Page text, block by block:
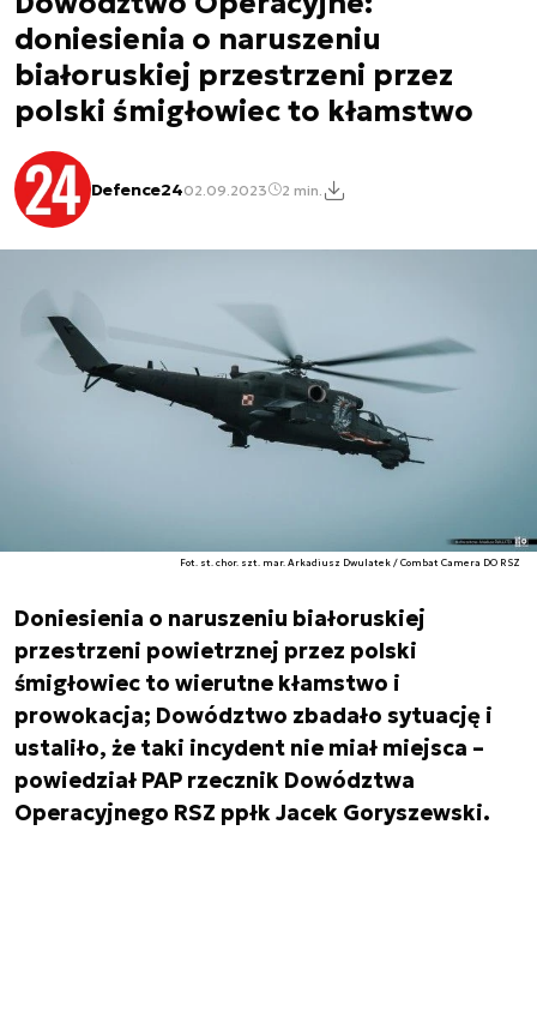
doniesienia o naruszeniu
białoruskiej przestrzeni przez
polski śmigłowiec to kłamstwo
Defence2402.09.2023 2 min.
Fot. st. chor. szt. mar. Arkadiusz Dwulatek / Combat Camera DO RSZ
Doniesienia o naruszeniu białoruskiej
przestrzeni powietrznej przez polski
śmigłowiec to wierutne kłamstwo i
prowokacja; Dowództwo zbadało sytuację i
ustaliło, że taki incydent nie miał miejsca –
powiedział PAP rzecznik Dowództwa
Operacyjnego RSZ ppłk Jacek Goryszewski.